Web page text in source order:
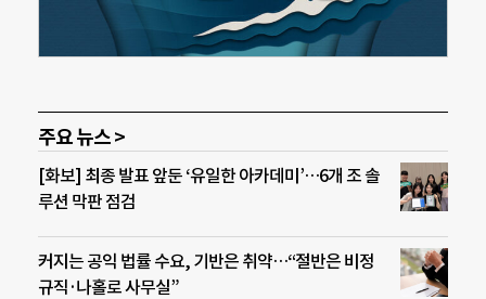
주요 뉴스 >
[화보] 최종 발표 앞둔 ‘유일한 아카데미’…6개 조 솔
루션 막판 점검
커지는 공익 법률 수요, 기반은 취약…“절반은 비정
규직·나홀로 사무실”